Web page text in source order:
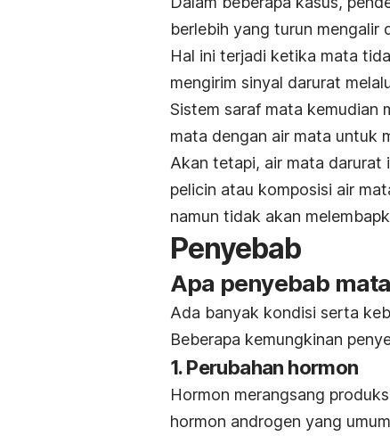
berlebih yang turun mengalir
Hal ini terjadi ketika mata
mengirim sinyal darurat
Sistem saraf mata kemudian
mata dengan air mata untuk
Akan tetapi, air mata darurat
pelicin atau komposisi air
namun tidak akan
Penyebab
Apa penyebab
Ada banyak kondisi serta
Beberapa kemungkinan
1. Perubahan hormon
Hormon merangsang
hormon androgen yang